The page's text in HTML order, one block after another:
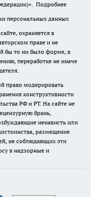
Подробнее
персональных данных
охраняется в
праве и не
бы то ни было форме, в
переработке не иначе
право модерировать
конструктивности
РФ и РТ. На сайте не
брань,
ненависть или
размещение
не соблюдающих эти
в надзорные и